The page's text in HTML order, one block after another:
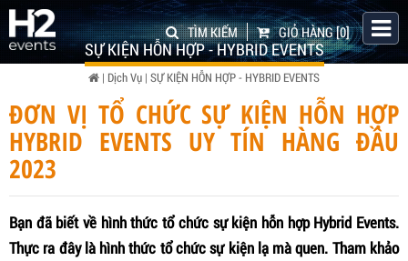
GIỎ HÀNG[0]
TÌM KIẾM
SỰ KIỆN HỖN HỢP - HYBRID EVENTS
| Dịch Vụ | SỰ KIỆN HỖN HỢP - HYBRID EVENTS
ĐƠN VỊ TỔ CHỨC SỰ KIỆN HỖN HỢP
HYBRID EVENTS UY TÍN HÀNG ĐẦU
2023
Bạn đã biết về hình thức tổ chức sự kiện hỗn hợp Hybrid Events.
Thực ra đây là hình thức tổ chức sự kiện lạ mà quen. Tham khảo